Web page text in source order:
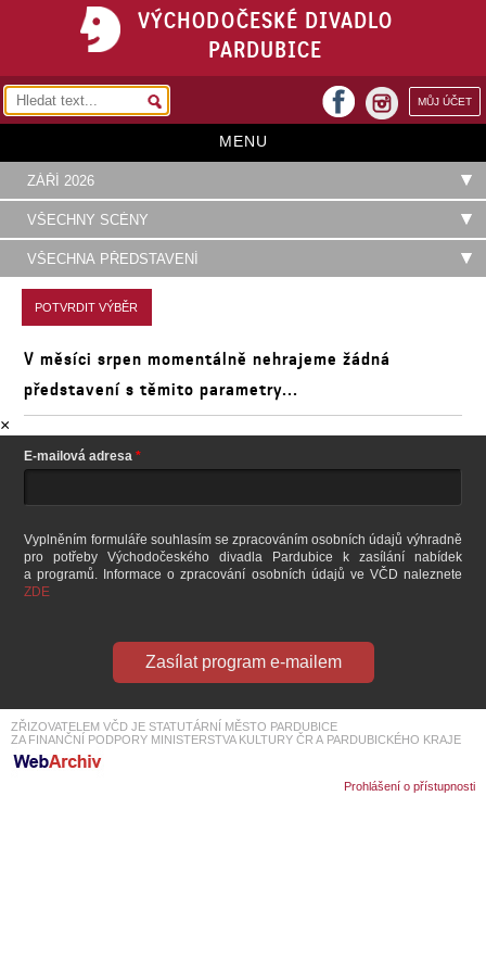
VÝCHODOČESKÉ DIVADLO
PARDUBICE
MŮJ ÚČET
facebook
MENU
PŘEDPLATNÉ
KONTAKTY
DÁLE NABÍZÍME
V měsíci srpen momentálně nehrajeme žádná
představení s těmito parametry...
×
E-mailová adresa
Vyplněním formuláře souhlasím se zpracováním osobních údajů výhradně
pro potřeby Východočeského divadla Pardubice k zasílání nabídek
a programů. Informace o zpracování osobních údajů ve VČD naleznete
ZDE
Zasílat program e-mailem
ZŘIZOVATELEM VČD JE STATUTÁRNÍ MĚSTO PARDUBICE
ZA FINANČNÍ PODPORY MINISTERSTVA KULTURY ČR A PARDUBICKÉHO KRAJE
Prohlášení o přístupnosti